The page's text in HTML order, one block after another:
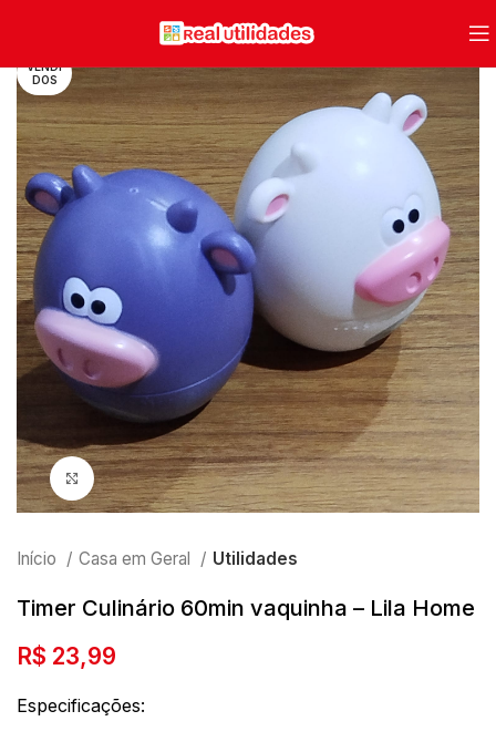
VENDI
DOS
Clique para ampliar
Início Casa em Geral Utilidades
Timer Culinário 60min vaquinha – Lila Home
R$ 23,99
Especificações: